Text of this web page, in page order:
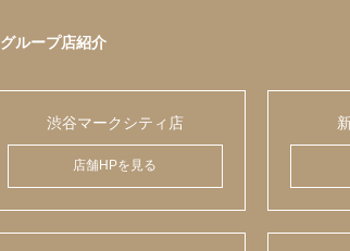
グループ店紹介
渋谷マークシティ店
店舗HPを見る